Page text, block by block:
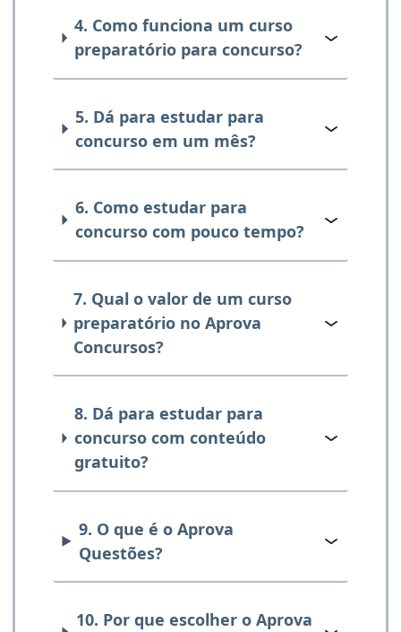
4. Como funciona um curso
preparatório para concurso?
5. Dá para estudar para
concurso em um mês?
6. Como estudar para
concurso com pouco tempo?
7. Qual o valor de um curso
preparatório no Aprova
Concursos?
8. Dá para estudar para
concurso com conteúdo
gratuito?
9. O que é o Aprova
Questões?
10. Por que escolher o Aprova